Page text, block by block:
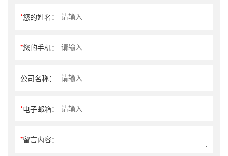
*您的姓名：
*您的手机：
公司名称：
*电子邮箱：
*留言内容：